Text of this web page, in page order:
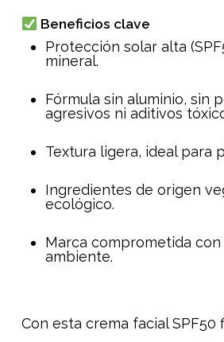
Beneficios clave
Protección solar alta
mineral.
Fórmula sin aluminio, sin
agresivos ni aditivos
Textura ligera, ideal para
Ingredientes de origen
ecológico.
Marca comprometida con
ambiente.
Con esta crema facial SPF50